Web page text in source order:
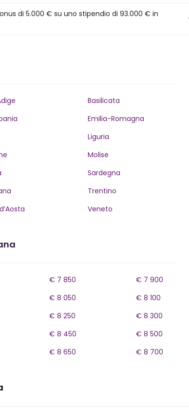
di 5.000 € su uno stipendio di 93.000 € in
Basilicata
Emilia-Romagna
Liguria
Molise
Sardegna
Trentino
Veneto
€ 7 850
€ 7 900
€ 8 050
€ 8 100
€ 8 250
€ 8 300
€ 8 450
€ 8 500
€ 8 650 € 8 700